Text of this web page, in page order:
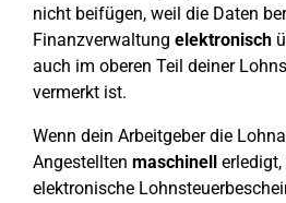
nicht beifügen, weil die Daten
Finanzverwaltung elektronisch
auch im oberen Teil deiner
vermerkt ist.
Wenn dein Arbeitgeber die
Angestellten maschinell
elektronische